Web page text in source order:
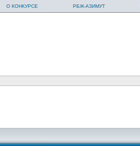
О КОНКУРСЕ РБЖ-АЗИМУТ